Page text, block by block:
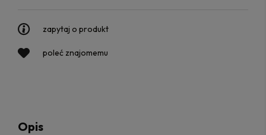
zapytaj o produkt
poleć znajomemu
Opis